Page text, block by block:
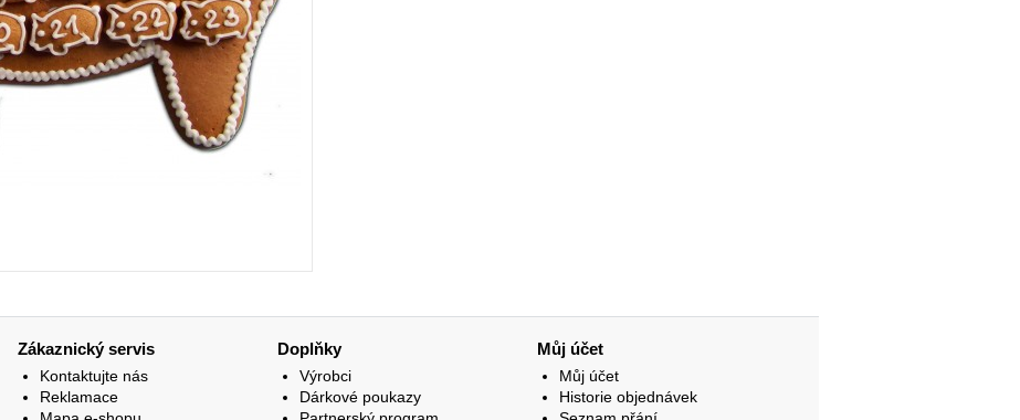
Zákaznický servis
Kontaktujte nás
Reklamace
Doplňky
Výrobci
Dárkové poukazy
Můj účet
Můj účet
Historie objednávek